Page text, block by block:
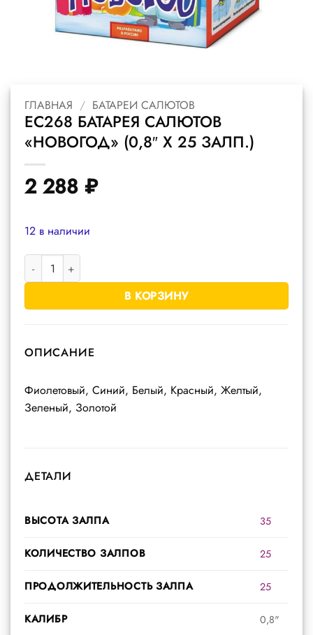
ГЛАВНАЯ / БАТАРЕИ САЛЮТОВ
ЕС268 БАТАРЕЯ САЛЮТОВ
«НОВОГОД» (0,8″ Х 25 ЗАЛП.)
2 288 ₽
12 в наличии
Количество товара ЕС268 батарея салютов "Новогод" (0,8" х
В КОРЗИНУ
ОПИСАНИЕ
Фиолетовый, Синий, Белый, Красный, Желтый,
Зеленый, Золотой
ДЕТАЛИ
ВЫСОТА ЗАЛПА 35
КОЛИЧЕСТВО ЗАЛПОВ 25
ПРОДОЛЖИТЕЛЬНОСТЬ ЗАЛПА 25
КАЛИБР 0,8"